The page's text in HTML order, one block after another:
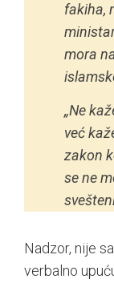
fakiha,
mora
„Ne
već
zakon
se ne
Nadzor, nije
verbalno